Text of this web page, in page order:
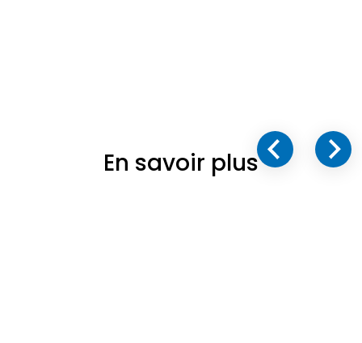
En savoir plus